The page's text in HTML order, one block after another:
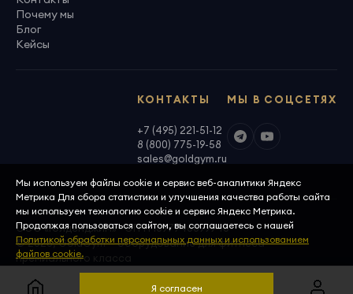
Почему мы
Блог
Кейсы
МЫ В СОЦСЕТЯХ
КОНТАКТЫ
+7 (495) 221-51-12
8 (800) 775-19-58
sales@goldgym.ru
ООО «Голденджим» · ОГРН 1097746699940
© 2026, GoldGym — оборудование для фитнеса
премиального класса
Политика конфиденциальности
Скачать реквизиты
Мы используем файлы cookie и сервис веб-аналитики Яндекс
Метрика Для сбора статистики и улучшения качества работы сайта
мы используем технологию cookie и сервис Яндекс Метрика.
Продолжая пользоваться сайтом, вы соглашаетесь с нашей
Политикой обработки персональных данных и использованием
файлов cookie.
Я согласен